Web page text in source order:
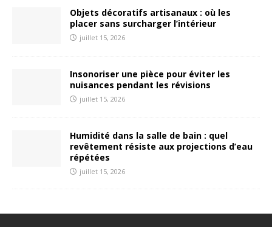
Objets décoratifs artisanaux : où les
placer sans surcharger l’intérieur
juillet 15, 2026
Insonoriser une pièce pour éviter les
nuisances pendant les révisions
juillet 15, 2026
Humidité dans la salle de bain : quel
revêtement résiste aux projections d’eau
répétées
juillet 15, 2026